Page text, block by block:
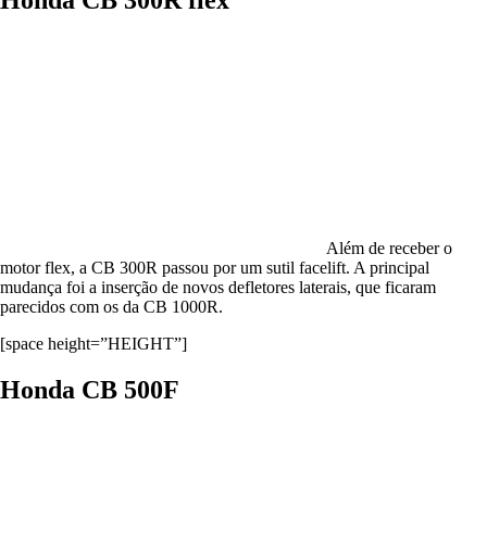
Além de receber o
motor flex, a CB 300R passou por um sutil facelift. A principal
mudança foi a inserção de novos defletores laterais, que ficaram
parecidos com os da CB 1000R.
[space height=”HEIGHT”]
Honda CB 500F